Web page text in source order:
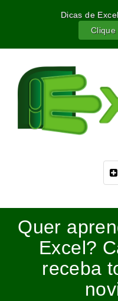
Quer
Excel?
receba